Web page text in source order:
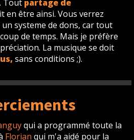
Tout partage de
en être ainsi. Vous verrez
systeme de dons, car tout
de temps. Mais je préfère
La musique se doit
sans conditions ;).
qui a programmé toute la
Florian qui m'a aidé pour la